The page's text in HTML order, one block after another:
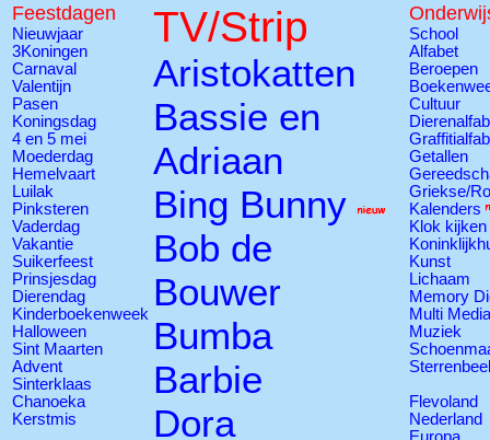
Feestdagen
Nieuwjaar
3Koningen
Carnaval
Valentijn
Pasen
Koningsdag
4 en 5 mei
Moederdag
Hemelvaart
Luilak
Pinksteren
Vaderdag
Vakantie
Suikerfeest
Prinsjesdag
Dierendag
Kinderboekenweek
Halloween
Sint Maarten
Advent
Sinterklaas
Chanoeka
Kerstmis
TV/Strip
Aristokatten
Bassie en
Adriaan
Bing Bunny
Bob de
Bouwer
Bumba
Barbie
Dora
School
Alfabet
Beroepen
Cultuur
Getallen
Griekse/
Kalenders
Klok kijken
Kunst
Lichaam
Memory
Multi Media
Muziek
Flevoland
Nederland
Europa